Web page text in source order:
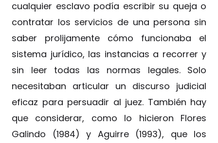
cualquier esclavo podía escribir su queja o
contratar los servicios de una persona sin
saber prolijamente cómo funcionaba el
sistema jurídico, las instancias a recorrer y
sin leer todas las normas legales. Solo
necesitaban articular un discurso judicial
eficaz para persuadir al juez. También hay
que considerar, como lo hicieron Flores
Galindo (1984) y Aguirre (1993), que los